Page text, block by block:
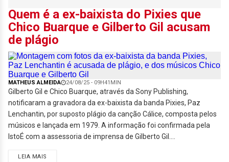
Quem é a ex-baixista do Pixies que
Chico Buarque e Gilberto Gil acusam
de plágio
MATHEUS ALMEIDA 24/08/25 - 09H41MIN
Gilberto Gil e Chico Buarque, através da Sony Publishing,
notificaram a gravadora da ex-baixista da banda Pixies, Paz
Lenchantin, por suposto plágio da canção Cálice, composta pelos
músicos e lançada em 1979. A informação foi confirmada pela
IstoÉ com a assessoria de imprensa de Gilberto Gil....
LEIA MAIS